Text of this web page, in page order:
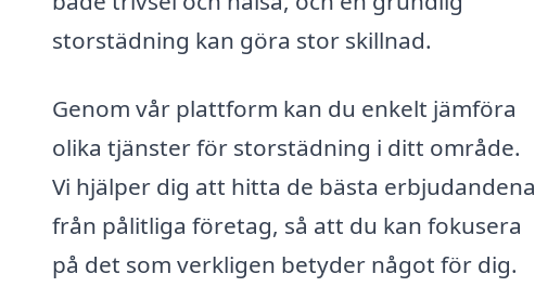
storstädning kan göra stor skillnad.
Genom vår plattform kan du enkelt jämföra
olika tjänster för storstädning i ditt område.
Vi hjälper dig att hitta de bästa erbjudandena
från pålitliga företag, så att du kan fokusera
på det som verkligen betyder något för dig.